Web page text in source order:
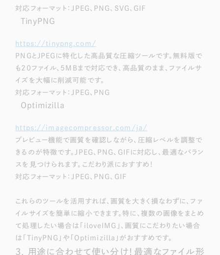
対応フォーマット：JPEG、PNG、SVG、GIF
TinyPNG
https://tinypng.com/
PNGとJPEGに特化した高品質な圧縮ツールです。無料版で
も20ファイル、5MBまで対応でき、高品質のまま、ファイルサ
イズを大幅に削減可能です。
対応フォーマット：JPEG、PNG
Optimizilla
https://imagecompressor.com/ja/
プレビュー機能で画質を確認しながら、圧縮レベルを調整で
きるのが特徴です。JPEG、PNG、GIFに対応し、最適なバラン
スを見つけられます。こだわり派におすすめ！
対応フォーマット：JPEG、PNG、GIF
これらのツールを活用すれば、画質を大きく損なわずに、ファ
イルサイズを簡単に縮小できます。特に、複数の画像をまとめ
て処理したい場合は「iloveIMG」、画質にこだわりたい場合
は「TinyPNG」や「Optimizilla」がおすすめです。
3. 用途に合わせて使い分け！最適なファイル形